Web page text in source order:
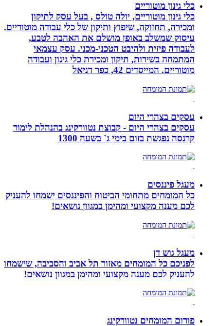
כלי גינון מוטוריים
כלי גינון מוטוריים, יולה טולס , בעל עסק לתיקון
ומכירה, תחזוקה, שיפוץ ותיקון של כלי עבודה מוטוריים.
עיסוק שמשלב באופן מושלם את האהבה לטבע,
לעבודה פיזית ולהיבט הטכני-מכני. עסק עצמאי
המתמחה בשירות, תיקון ומכירת כלי גינון ועבודה
מוטוריים. המייסדים 42, כפר דניאל
עסקים בצהרי היום
עסקים בצהרי היום - קבוצת נטוורקינג בהנהלת לימור
קרנסה נפגשת בזום בימי ג` בשעה 1300
מעגל פיננסים
כל המומחים מתחומי הביטוח והפיננסים ישמחו להעניק
לכם מענה מקצועי ומהימן במגוון נושאים!
מעגל גוש דן
לפניכם כל המומחים מאזור תל אביב והסביבה, שישמחו
להעניק לכם מענה מקצועי ומהימן במגוון נושאים!
פורום המומחים נטוורקינג